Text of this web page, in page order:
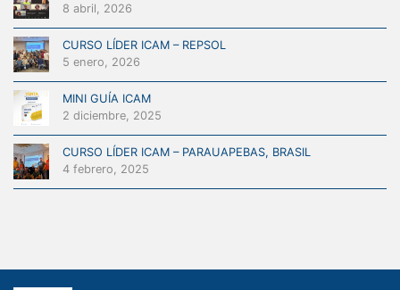
8 abril, 2026
CURSO LÍDER ICAM – REPSOL
5 enero, 2026
MINI GUÍA ICAM
2 diciembre, 2025
CURSO LÍDER ICAM – PARAUAPEBAS, BRASIL
4 febrero, 2025